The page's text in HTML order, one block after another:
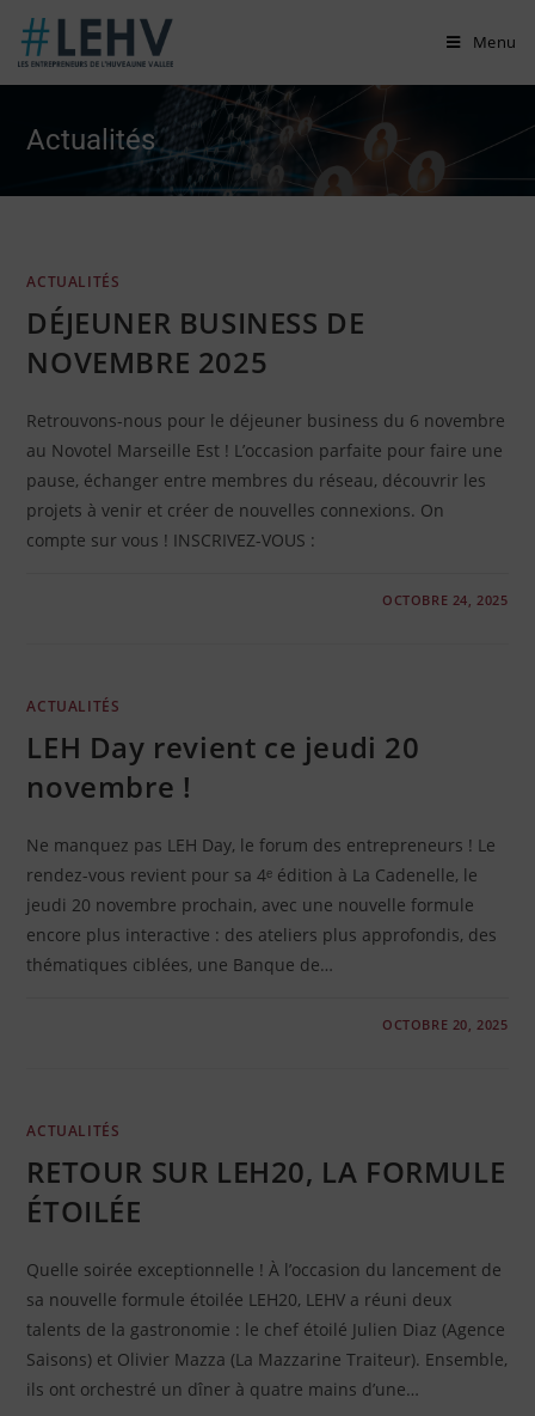
Skip
content
Menu
Actualités
ACTUALITÉS
DÉJEUNER BUSINESS DE
NOVEMBRE 2025
Retrouvons-nous pour le déjeuner business du 6 novembre
au Novotel Marseille Est ! L’occasion parfaite pour faire une
pause, échanger entre membres du réseau, découvrir les
projets à venir et créer de nouvelles connexions. On
compte sur vous ! INSCRIVEZ-VOUS :
OCTOBRE 24, 2025
ACTUALITÉS
LEH Day revient ce jeudi 20
novembre !
Ne manquez pas LEH Day, le forum des entrepreneurs ! Le
rendez-vous revient pour sa 4ᵉ édition à La Cadenelle, le
jeudi 20 novembre prochain, avec une nouvelle formule
encore plus interactive : des ateliers plus approfondis, des
thématiques ciblées, une Banque de…
OCTOBRE 20, 2025
ACTUALITÉS
RETOUR SUR LEH20, LA FORMULE
ÉTOILÉE
Quelle soirée exceptionnelle ! À l’occasion du lancement de
sa nouvelle formule étoilée LEH20, LEHV a réuni deux
talents de la gastronomie : le chef étoilé Julien Diaz (Agence
Saisons) et Olivier Mazza (La Mazzarine Traiteur). Ensemble,
ils ont orchestré un dîner à quatre mains d’une…